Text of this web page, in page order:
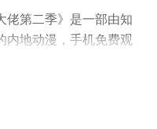
佬第二季》是一部由知
内地动漫，手机免费观
星辰电影网，更多相关